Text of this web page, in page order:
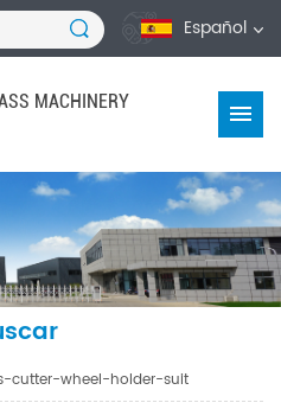
Español
MACHINERY
cutter-wheel-holder-suit